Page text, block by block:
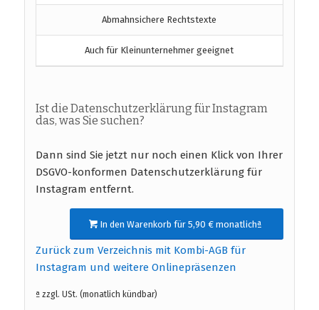
Abmahnsichere Rechtstexte
Auch für Kleinunternehmer geeignet
Ist die Datenschutzerklärung für Instagram
das, was Sie suchen?
Dann sind Sie jetzt nur noch einen Klick von Ihrer
DSGVO-konformen Datenschutzerklärung für
Instagram entfernt.
In den Warenkorb für 5,90 € monatlichª
Zurück zum Verzeichnis mit Kombi-AGB für
Instagram und weitere Onlinepräsenzen
ª zzgl. USt. (monatlich kündbar)